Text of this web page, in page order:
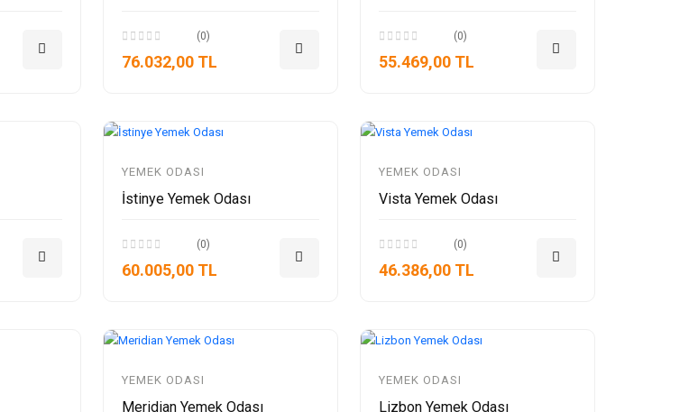
(0)
76.032,00 TL
(0)
55.469,00 TL
YEMEK ODASI
İstinye Yemek Odası
(0)
60.005,00 TL
YEMEK ODASI
Vista Yemek Odası
(0)
46.386,00 TL
YEMEK ODASI
Meridian Yemek Odası
YEMEK ODASI
Lizbon Yemek Odası